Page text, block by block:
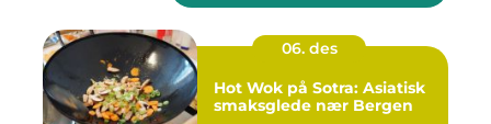
06. des
Hot Wok på Sotra: Asiatisk
smaksglede nær Bergen